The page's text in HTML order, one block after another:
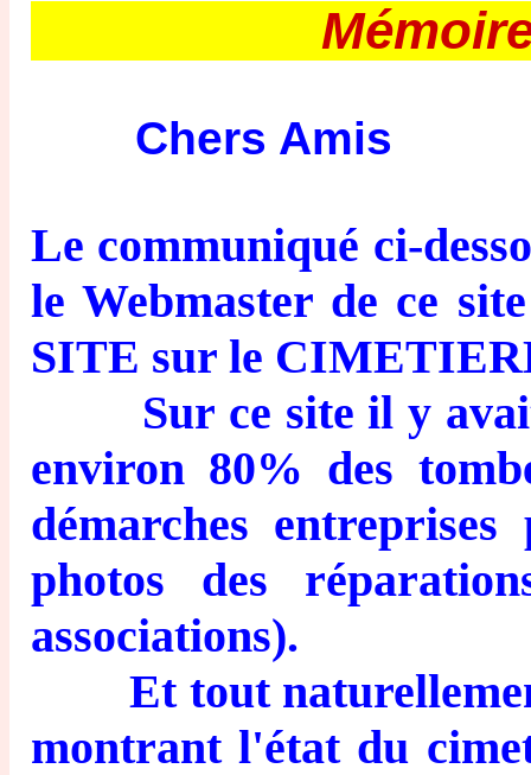
Chers Amis
Le communiqué ci-
le Webmaster de ce
SITE sur le
Sur ce site il y avait
environ 80% des
démarches
photos des
associations).
Et tout
montrant l'état du